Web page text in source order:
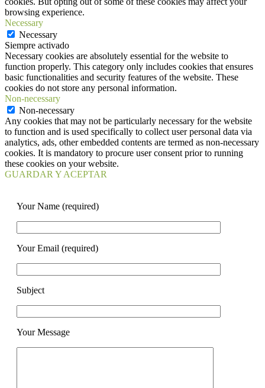
browsing experience.
Necessary
Necessary
Siempre activado
Necessary cookies are absolutely essential for the website to
function properly. This category only includes cookies that ensures
basic functionalities and security features of the website. These
cookies do not store any personal information.
Non-necessary
Non-necessary
Any cookies that may not be particularly necessary for the website
to function and is used specifically to collect user personal data via
analytics, ads, other embedded contents are termed as non-necessary
cookies. It is mandatory to procure user consent prior to running
these cookies on your website.
GUARDAR Y ACEPTAR
Your Name (required)
Your Email (required)
Subject
Your Message